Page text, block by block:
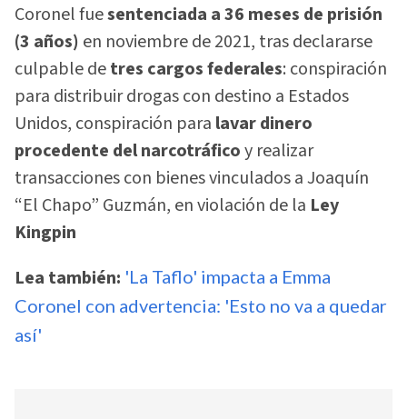
Coronel fuesentenciada a 36 meses de prisión
(3 años) en noviembre de 2021, tras declararse
culpable detres cargos federales: conspiración
para distribuir drogas con destino a Estados
Unidos, conspiración para lavar dinero
procedente del narcotráficoy realizar
transacciones con bienes vinculados a Joaquín
“El Chapo” Guzmán, en violación de la Ley
Kingpin
Lea también: 'La Taflo' impacta a Emma
Coronel con advertencia: 'Esto no va a quedar
así'